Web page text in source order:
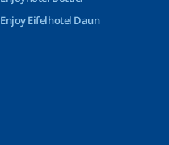
Enjoy Eifelhotel Daun